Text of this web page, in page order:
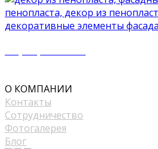
О КОМПАНИИ
Контакты
Сотрудничество
Фотогалерея
Блог